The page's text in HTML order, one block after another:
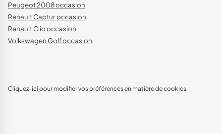
Peugeot 2008 occasion
Renault Captur occasion
Renault Clio occasion
Volkswagen Golf occasion
Cliquez-ici pour modifier vos préférences en matière de cookies